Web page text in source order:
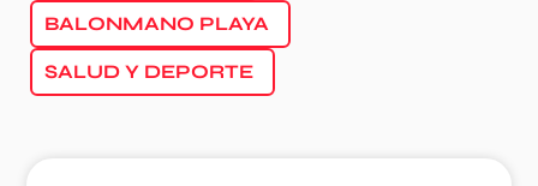
BALONMANO PLAYA
SALUD Y DEPORTE